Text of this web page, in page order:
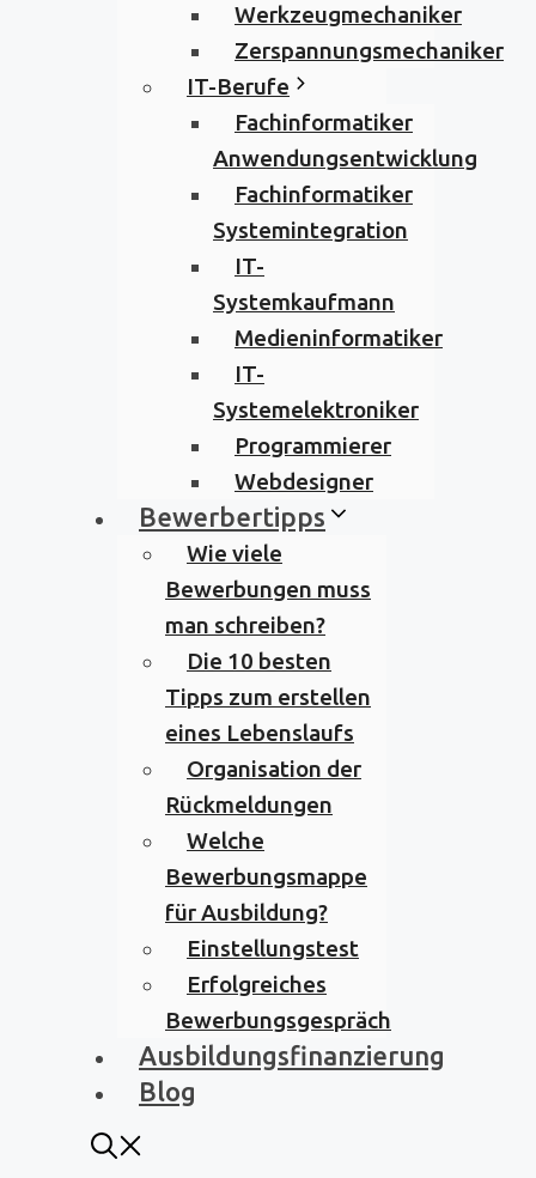
Werkzeugmechaniker
Zerspannungsmechaniker
IT-Berufe
Fachinformatiker
Anwendungsentwicklung
Fachinformatiker
Systemintegration
IT-
Systemkaufmann
Medieninformatiker
IT-
Systemelektroniker
Programmierer
Webdesigner
Bewerbertipps
Wie viele
Bewerbungen muss
man schreiben?
Die 10 besten
Tipps zum erstellen
eines Lebenslaufs
Organisation der
Rückmeldungen
Welche
Bewerbungsmappe
für Ausbildung?
Einstellungstest
Erfolgreiches
Bewerbungsgespräch
Ausbildungsfinanzierung
Blog